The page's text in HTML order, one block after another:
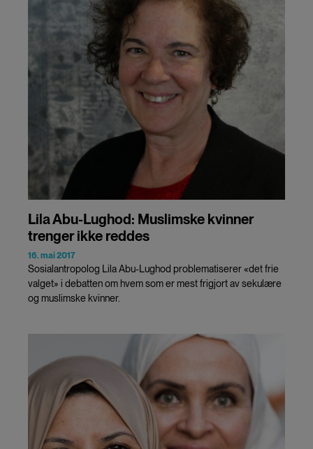
Lila Abu-Lughod: Muslimske kvinner
trenger ikke reddes
16. mai 2017
Sosialantropolog Lila Abu-Lughod problematiserer «det frie
valget» i debatten om hvem som er mest frigjort av sekulære
og muslimske kvinner.